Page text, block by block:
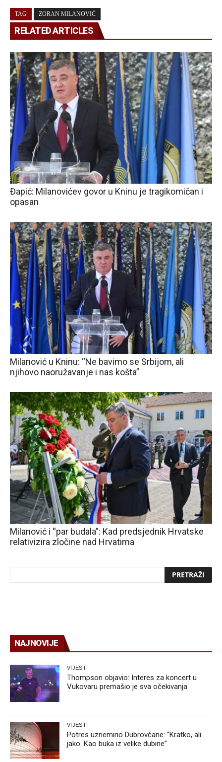
TAG ZORAN MILANOVIĆ
RELATED ARTICLES
Đapić: Milanovićev govor u Kninu je tragikomičan i
opasan
Milanović u Kninu: “Ne bavimo se Srbijom, ali
njihovo naoružavanje i nas košta”
Milanović i “par budala”: Kad predsjednik Hrvatske
relativizira zločine nad Hrvatima
NAJNOVIJE
VIJESTI
Thompson objavio: Interes za koncert u
Vukovaru premašio je sva očekivanja
VIJESTI
Potres uznemirio Dubrovčane: “Kratko, ali
jako. Kao buka iz velike dubine”